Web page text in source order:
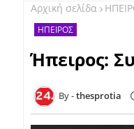
Αρχική σελίδα
ΗΠΕΙΡΟΣ
Ήπειρος:
thesprotia